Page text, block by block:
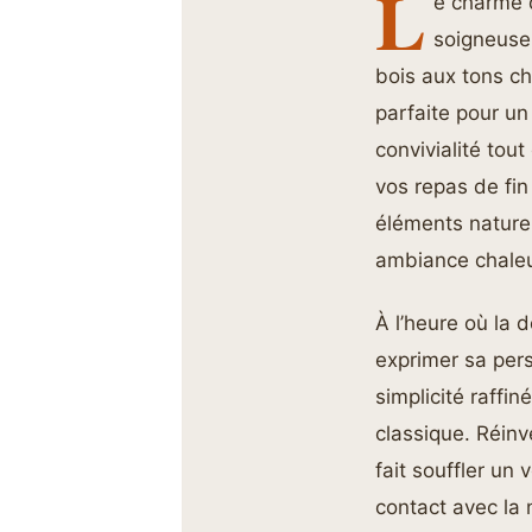
bois aux tons
parfaite pour
convivialité tout
vos repas de
éléments
ambiance
À l’heure où la
exprimer sa
simplicité
classique.
fait souffler un
contact avec la